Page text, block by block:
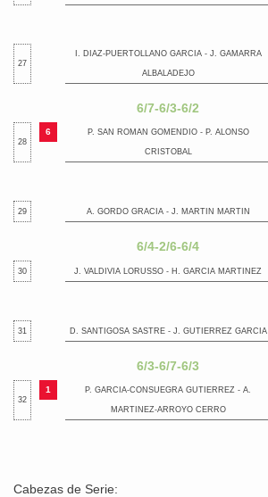
27
I. DIAZ-PUERTOLLANO GARCIA - J. GAMARRA
ALBALADEJO
6/7-6/3-6/2
28
6 P. SAN ROMAN GOMENDIO - P. ALONSO
CRISTOBAL
29 A. GORDO GRACIA - J. MARTIN MARTIN
6/4-2/6-6/4
30 J. VALDIVIA LORUSSO - H. GARCIA MARTINEZ
31 D. SANTIGOSA SASTRE - J. GUTIERREZ GARCIA
6/3-6/7-6/3
32
1 P. GARCIA-CONSUEGRA GUTIERREZ - A.
MARTINEZ-ARROYO CERRO
Cabezas de Serie: